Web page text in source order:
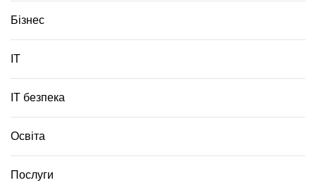
л
Бізнес
ІТ
ІТ безпека
Освіта
Послуги